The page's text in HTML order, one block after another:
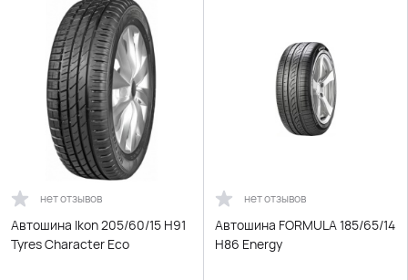
нет отзывов
Автошина Ikon 205/60/15 H91
Tyres Character Eco
нет отзывов
Автошина FORMULA 185/65/14
H86 Energy